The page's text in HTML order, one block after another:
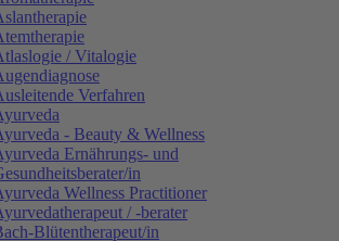
/ Vitalogie
Verfahren
- Beauty & Wellness
Ernährungs- und
in
Wellness Practitioner
/ -berater
Blütentherapeut/in